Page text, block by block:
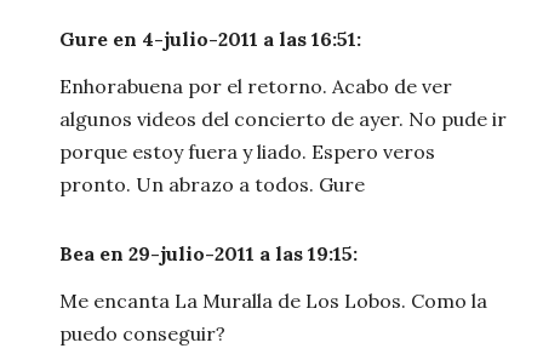
Gure en 4-julio-2011 a las 16:51:
Enhorabuena por el retorno. Acabo de ver
algunos videos del concierto de ayer. No pude ir
porque estoy fuera y liado. Espero veros
pronto. Un abrazo a todos. Gure
Bea en 29-julio-2011 a las 19:15:
Me encanta La Muralla de Los Lobos. Como la
puedo conseguir?